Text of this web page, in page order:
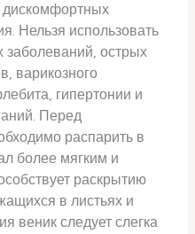
дискомфортных
Нельзя использовать
заболеваний, острых
варикозного
гипертонии и
Перед
распарить в
более мягким и
раскрытию
в листьях и
веник следует слегка